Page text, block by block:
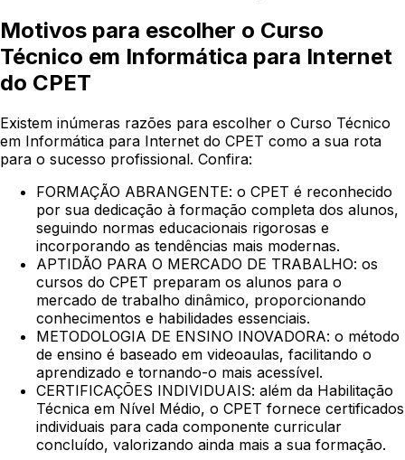
Motivos para escolher o Curso
Técnico em Informática para Internet
do CPET
Existem inúmeras razões para escolher o Curso Técnico
em Informática para Internet do CPET como a sua rota
para o sucesso profissional. Confira:
FORMAÇÃO ABRANGENTE: o CPET é reconhecido
por sua dedicação à formação completa dos alunos,
seguindo normas educacionais rigorosas e
incorporando as tendências mais modernas.
APTIDÃO PARA O MERCADO DE TRABALHO: os
cursos do CPET preparam os alunos para o
mercado de trabalho dinâmico, proporcionando
conhecimentos e habilidades essenciais.
METODOLOGIA DE ENSINO INOVADORA: o método
de ensino é baseado em videoaulas, facilitando o
aprendizado e tornando-o mais acessível.
CERTIFICAÇÕES INDIVIDUAIS: além da Habilitação
Técnica em Nível Médio, o CPET fornece certificados
individuais para cada componente curricular
concluído, valorizando ainda mais a sua formação.